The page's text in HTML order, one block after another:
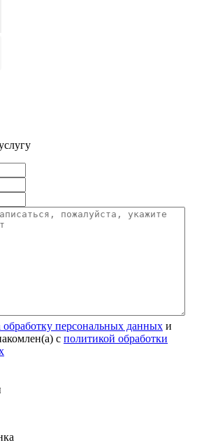
обработку персональных данных и
с политикой обработки